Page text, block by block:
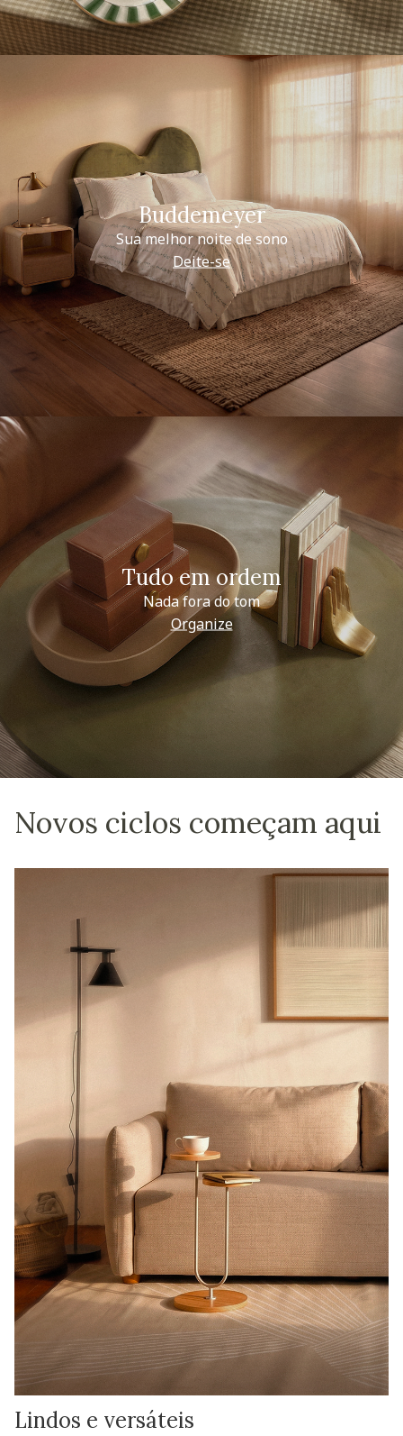
Buddemeyer
Sua melhor noite de sono
Deite-se
Tudo em ordem
Nada fora do tom
Organize
Novos ciclos começam aqui
Lindos e versáteis